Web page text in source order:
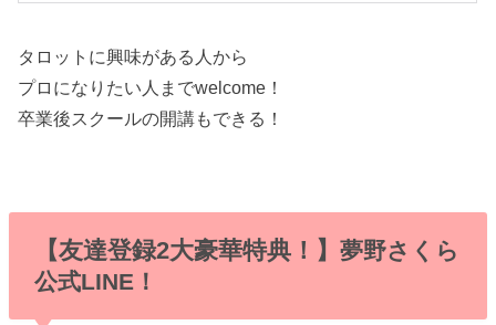
タロットに興味がある人から
プロになりたい人までwelcome！
卒業後スクールの開講もできる！
【友達登録2大豪華特典！】 夢野さくら
公式LINE！